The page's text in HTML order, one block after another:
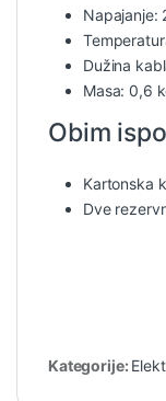
Napajanje:
Dužina
Masa: 0,6
Obim
Kartonska
Dve
Kategorije: